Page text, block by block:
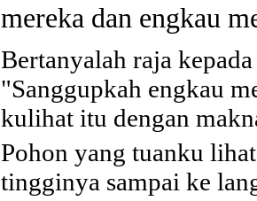
mereka dan engkau
Bertanyalah raja
"Sanggupkah engkau
kulihat itu dengan
Pohon yang tuanku
tingginya sampai ke